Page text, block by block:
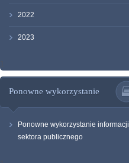
2022
2023
Ponowne wykorzystanie
Ponowne wykorzystanie informacji
sektora publicznego